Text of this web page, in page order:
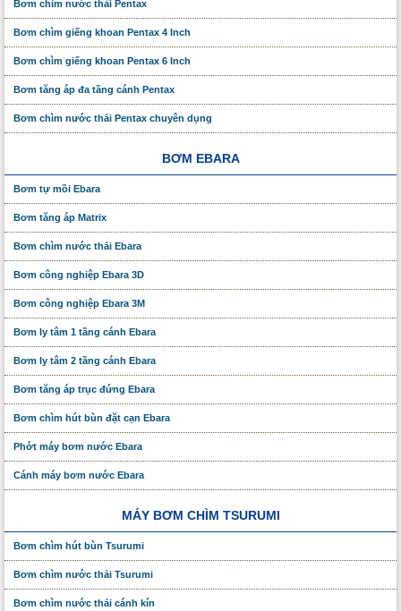
Bơm chìm nước thải Pentax
Bơm chìm giếng khoan Pentax 4 Inch
Bơm chìm giếng khoan Pentax 6 Inch
Bơm tăng áp đa tầng cánh Pentax
Bơm chìm nước thải Pentax chuyên dụng
BƠM EBARA
Bơm tự mồi Ebara
Bơm tăng áp Matrix
Bơm chìm nước thải Ebara
Bơm công nghiệp Ebara 3D
Bơm công nghiệp Ebara 3M
Bơm ly tâm 1 tầng cánh Ebara
Bơm ly tâm 2 tầng cánh Ebara
Bơm tăng áp trục đứng Ebara
Bơm chìm hút bùn đặt cạn Ebara
Phớt máy bơm nước Ebara
Cánh máy bơm nước Ebara
MÁY BƠM CHÌM TSURUMI
Bơm chìm hút bùn Tsurumi
Bơm chìm nước thải Tsurumi
Bơm chìm nước thải cánh kín